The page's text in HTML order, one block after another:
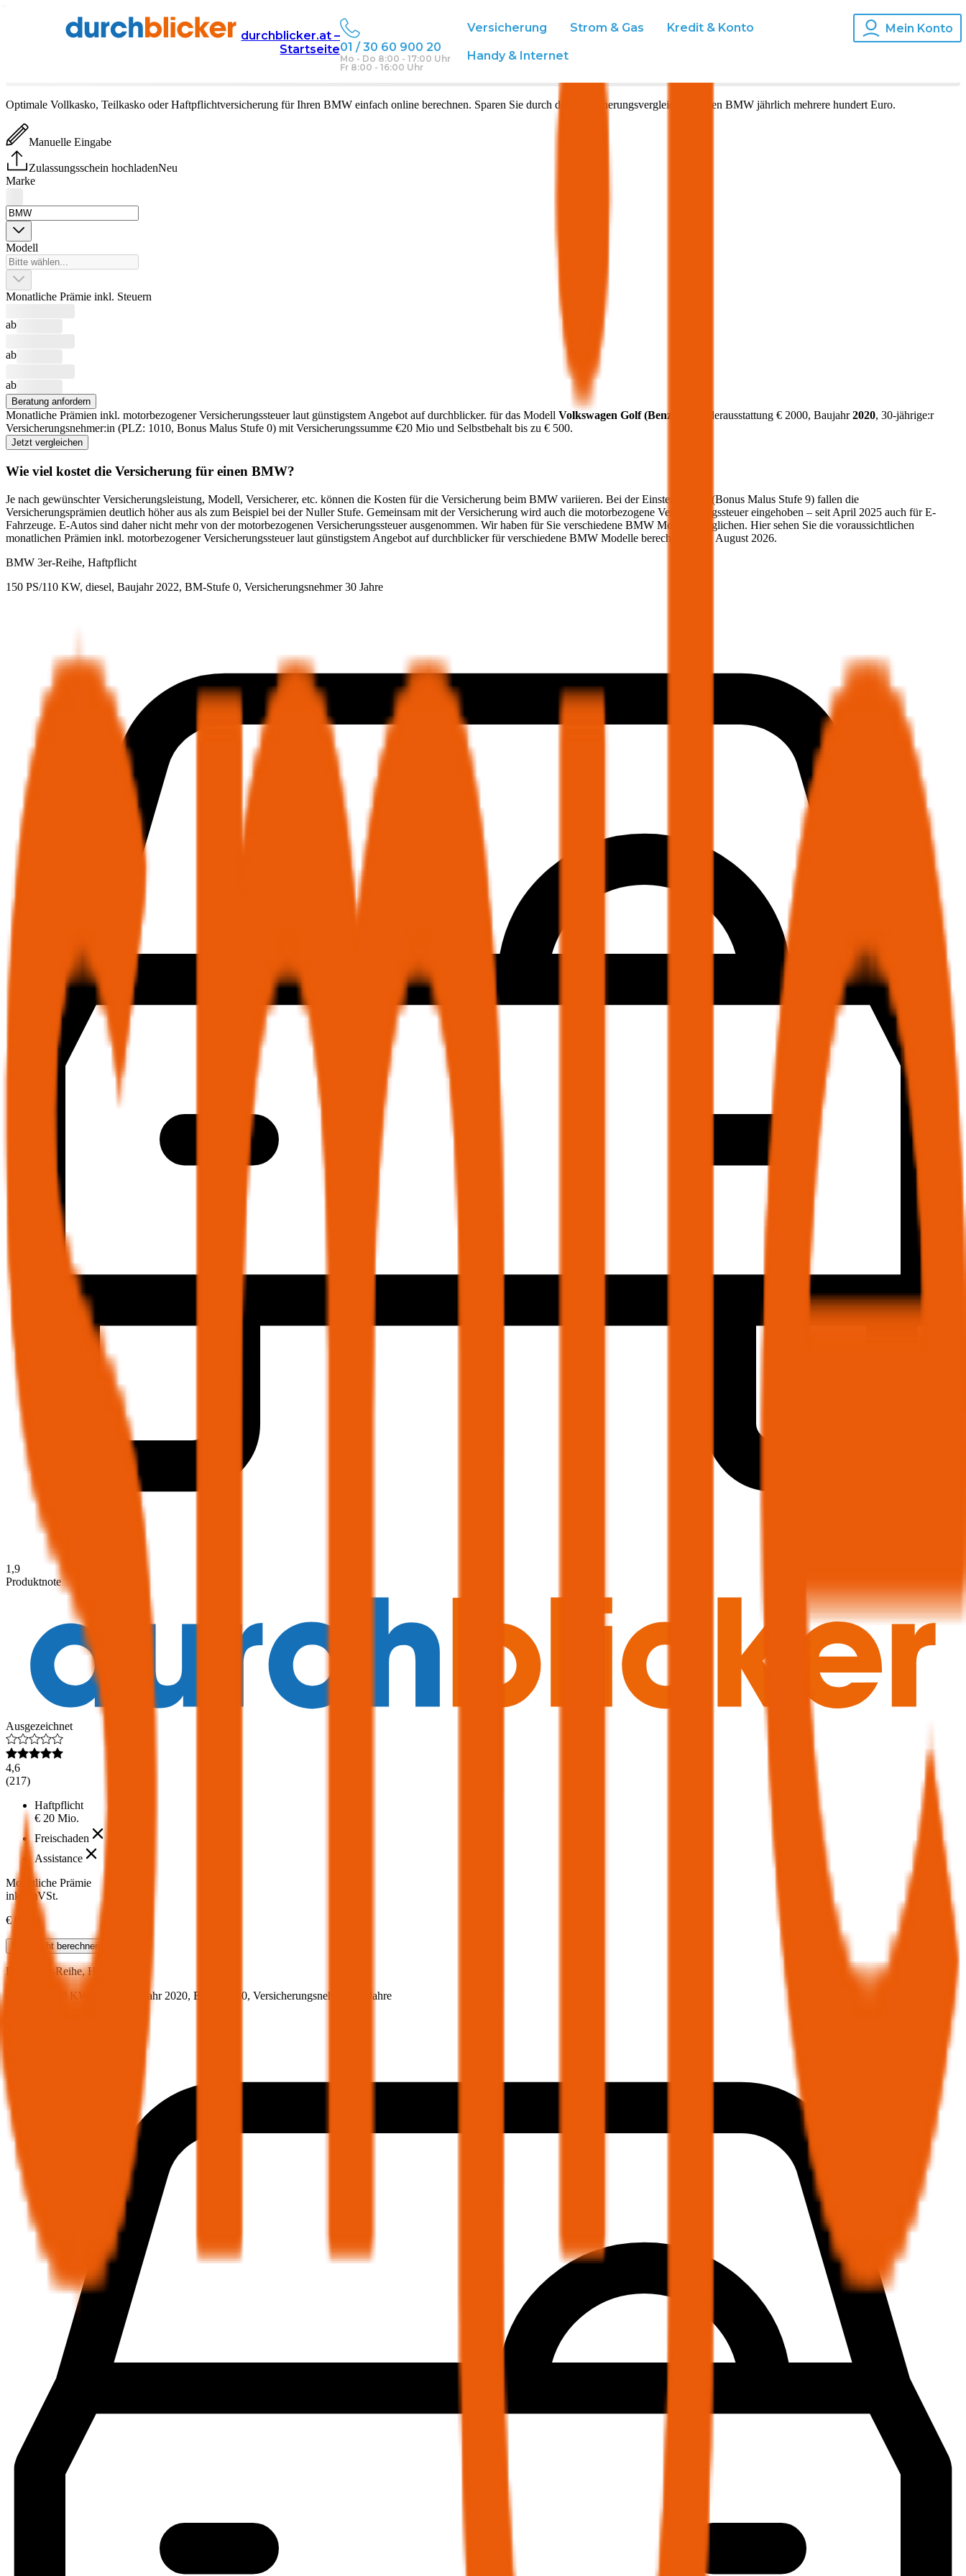
durchblicker.at –
Startseite01 / 30 60 900 20
Mo - Do 8:00 - 17:00 Uhr
Fr 8:00 - 16:00 Uhr
Versicherung Strom & Gas Kredit & Konto
Handy & Internet
Mein Konto
Autoversicherung
Optimale Vollkasko, Teilkasko oder Haftpflichtversicherung für Ihren BMW einfach online berechnen. Sparen Sie durch den Versicherungsvergleich für Ihren BMW jährlich mehrere hundert Euro.
Manuelle Eingabe
Zulassungsschein hochladenNeu
Marke
Modell
Monatliche Prämie inkl. Steuern
ab
ab
ab
Beratung anfordern
Monatliche Prämien inkl. motorbezogener Versicherungssteuer laut günstigstem Angebot auf durchblicker. für das Modell Volkswagen Golf(Benzin , Sonderausstattung € 2000, Baujahr2020, 30-jährige:r
Versicherungsnehmer:in (PLZ: 1010, Bonus Malus Stufe 0) mit Versicherungssumme €20 Mio und Selbstbehalt bis zu € 500.
Jetzt vergleichen
Wie viel kostet die Versicherung für einen BMW?
Je nach gewünschter Versicherungsleistung, Modell, Versicherer, etc. können die Kosten für die Versicherung beim BMW variieren. Bei der Einsteigerstufe (Bonus Malus Stufe 9) fallen die
Versicherungsprämien deutlich höher aus als zum Beispiel bei der Nuller Stufe. Gemeinsam mit der Versicherung wird auch die motorbezogene Versicherungssteuer eingehoben – seit April 2025 auch für E-
Fahrzeuge. E-Autos sind daher nicht mehr von der motorbezogenen Versicherungssteuer ausgenommen. Wir haben für Sie verschiedene BMW Modelle verglichen. Hier sehen Sie die voraussichtlichen
monatlichen Prämien inkl. motorbezogener Versicherungssteuer laut günstigstem Angebot auf durchblicker für verschiedene BMW Modelle berechnet am 4. August 2026.
BMW 3er-Reihe, Haftpflicht
150 PS/110 KW, diesel, Baujahr 2022, BM-Stufe 0, Versicherungsnehmer 30 Jahre
1,9
Produktnote
Ausgezeichnet
4,6
(217)
Haftpflicht
€ 20 Mio.
Freischaden
Assistance
Monatliche Prämie
inkl. mVSt.
€ 68,04
Haftpflichtberechnen
BMW
5er-Reihe, Haftpflicht
149.5 PS/110 KW, diesel, Baujahr 2020, BM-Stufe 0, Versicherungsnehmer 30 Jahre